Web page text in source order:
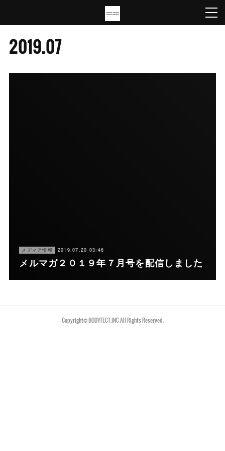
2019.07
メディア情報 2019.07.20 03:46
メルマガ２０１９年７月号を配信しました
Copyright©︎ BODYTECT.INC All Rights Reserved.